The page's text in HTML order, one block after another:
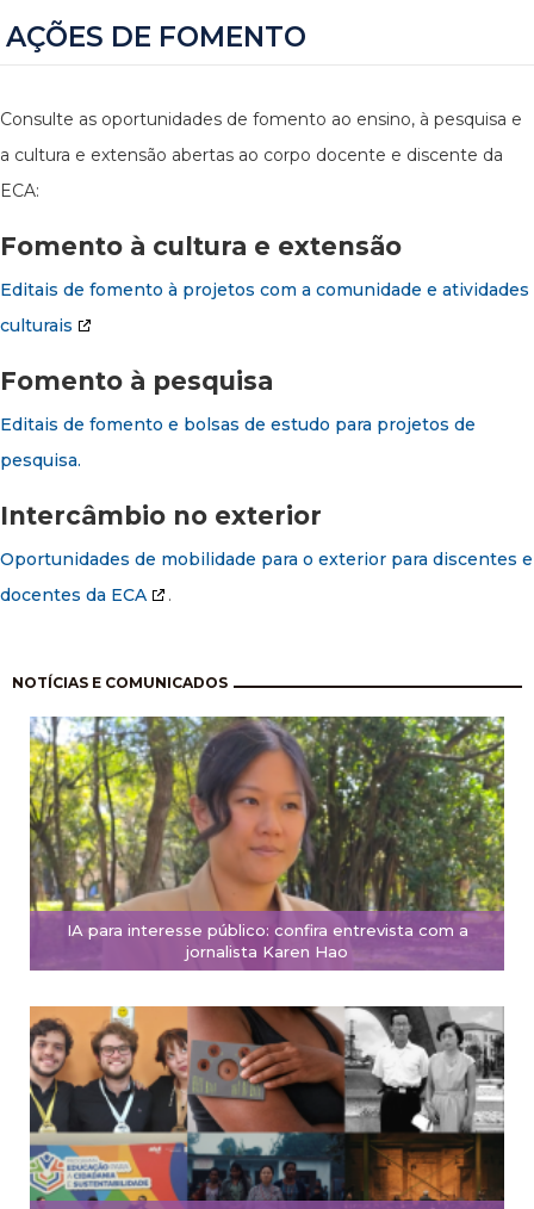
AÇÕES DE FOMENTO
Consulte as oportunidades de fomento ao ensino, à pesquisa e
a cultura e extensão abertas ao corpo docente e discente da
ECA:
Fomento à cultura e extensão
Editais de fomento à projetos com a comunidade e atividades
culturais
Fomento à pesquisa
Editais de fomento e bolsas de estudo para projetos de
pesquisa.
Intercâmbio no exterior
Oportunidades de mobilidade para o exterior para discentes e
docentes da ECA
.
NOTÍCIAS E COMUNICADOS
IA para interesse público: confira entrevista com a
jornalista Karen Hao
Pagination